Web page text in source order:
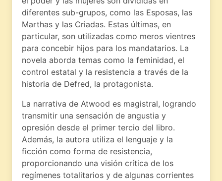
diferentes sub-grupos, como las Esposas, las
Marthas y las Criadas. Estas últimas, en
particular, son utilizadas como meros vientres
para concebir hijos para los mandatarios. La
novela aborda temas como la feminidad, el
control estatal y la resistencia a través de la
historia de Defred, la protagonista.
La narrativa de Atwood es magistral, logrando
transmitir una sensación de angustia y
opresión desde el primer tercio del libro.
Además, la autora utiliza el lenguaje y la
ficción como forma de resistencia,
proporcionando una visión crítica de los
regímenes totalitarios y de algunas corrientes